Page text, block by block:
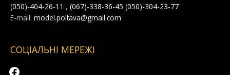
(050)-404-26-11 , (067)-338-36-45 (050)-304-23-77
E-mail: model.poltava@gmail.com
СОЦІАЛЬНІ МЕРЕЖІ